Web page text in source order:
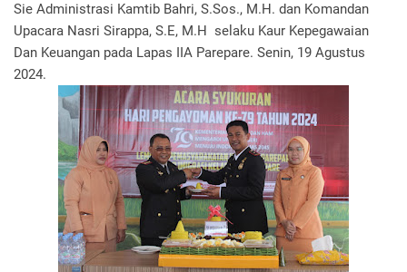
Sie Administrasi Kamtib Bahri, S.Sos., M.H. dan Komandan
Upacara Nasri Sirappa, S.E, M.H selaku Kaur Kepegawaian
Dan Keuangan pada Lapas IIA Parepare. Senin, 19 Agustus
2024.